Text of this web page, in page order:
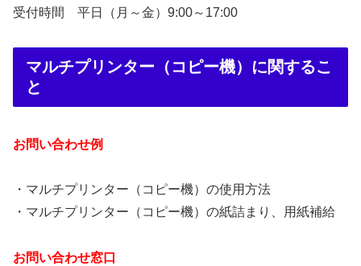
受付時間 平日（月～金）9:00～17:00
マルチプリンター（コピー機）に関するこ
と
お問い合わせ例
・マルチプリンター（コピー機）の使用方法
・マルチプリンター（コピー機）の紙詰まり、用紙補給
お問い合わせ窓口